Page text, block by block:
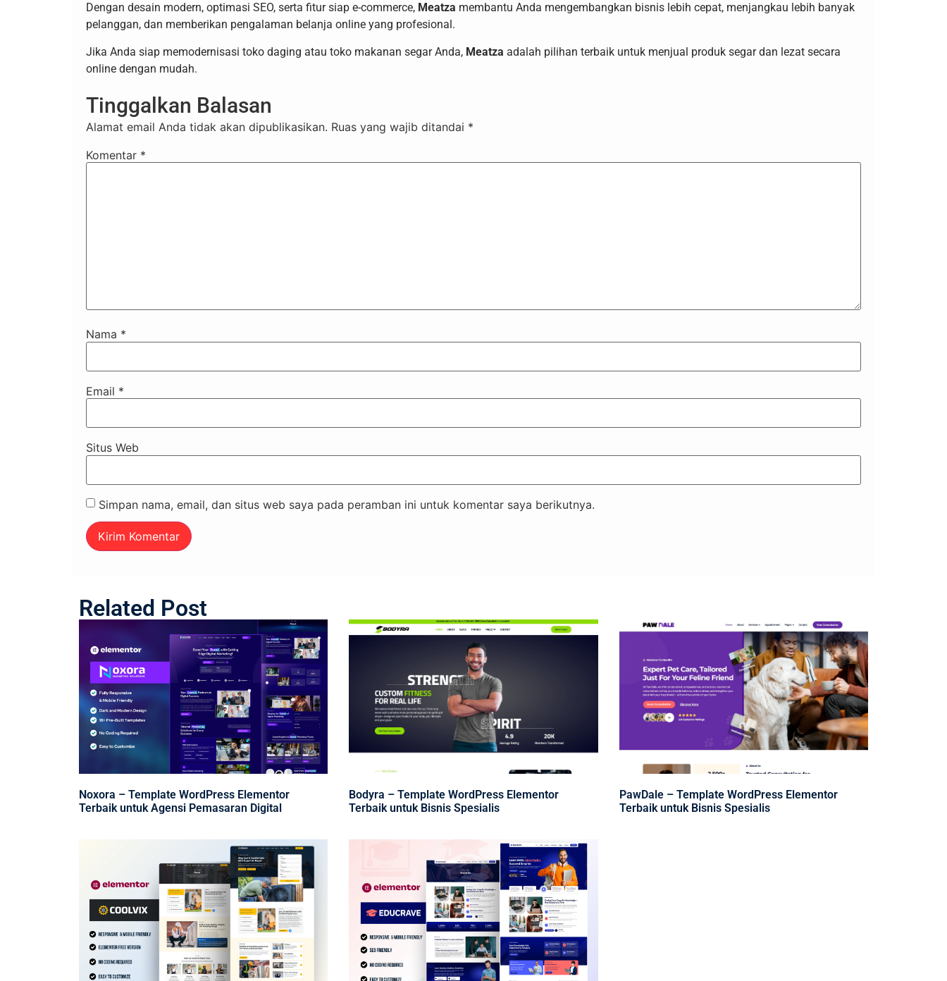
Dengan desain modern, optimasi SEO, serta fitur siap e-commerce, Meatza membantu Anda mengembangkan bisnis lebih cepat, menjangkau lebih banyak
pelanggan, dan memberikan pengalaman belanja online yang profesional.
Jika Anda siap memodernisasi toko daging atau toko makanan segar Anda, Meatza adalah pilihan terbaik untuk menjual produk segar dan lezat secara
online dengan mudah.
Tinggalkan Balasan
Alamat email Anda tidak akan dipublikasikan. Ruas yang wajib ditandai *
Komentar *
Nama *
Email *
Situs Web
Simpan nama, email, dan situs web saya pada peramban ini untuk komentar saya berikutnya.
Related Post
Noxora – Template WordPress Elementor
Terbaik untuk Agensi Pemasaran Digital
Bodyra – Template WordPress Elementor
Terbaik untuk Bisnis Spesialis
PawDale – Template WordPress Elementor
Terbaik untuk Bisnis Spesialis